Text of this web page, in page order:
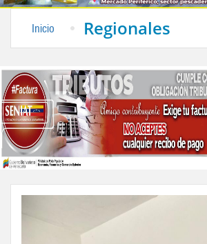
Inicio Regionales